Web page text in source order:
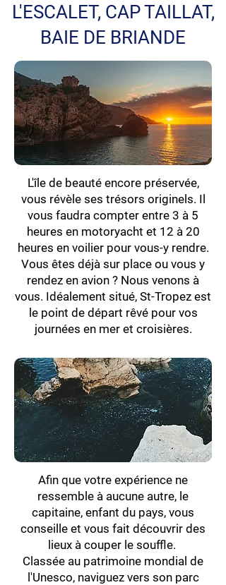
L'ESCALET, CAP TAILLAT,
BAIE DE BRIANDE
L'île de beauté encore préservée,
vous révèle ses trésors originels. Il
vous faudra compter entre 3 à 5
heures en motoryacht et 12 à 20
heures en voilier pour vous-y rendre.
Vous êtes déjà sur place ou vous y
rendez en avion ? Nous venons à
vous. Idéalement situé, St-Tropez est
le point de départ rêvé pour vos
journées en mer et croisières.
Afin que votre expérience ne
ressemble à aucune autre, le
capitaine, enfant du pays, vous
conseille et vous fait découvrir des
lieux à couper le souffle.
Classée au patrimoine mondial de
l'Unesco, naviguez vers son parc